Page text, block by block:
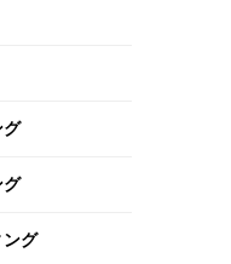
グ
グ
ング